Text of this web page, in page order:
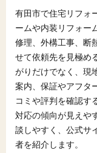
有田市で住宅リフォ
ームや内装リフォー
修理、外構工事、断
せて依頼先を見極め
がりだけでなく、現
案内、保証やアフタ
コミや評判を確認す
対応の傾向が見えや
談しやすく、公式サ
者を紹介します。